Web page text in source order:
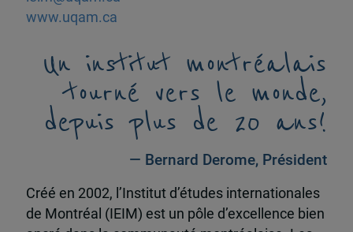
www.uqam.ca
Un institut montréalais
tourné vers le monde,
depuis plus de 20 ans!
— Bernard Derome, Président
Créé en 2002, l’Institut d’études internationales
de Montréal (IEIM) est un pôle d’excellence bien